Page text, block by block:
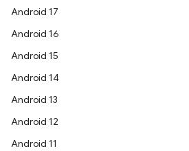
Android 17
Android 16
Android 15
Android 14
Android 13
Android 12
Android 11